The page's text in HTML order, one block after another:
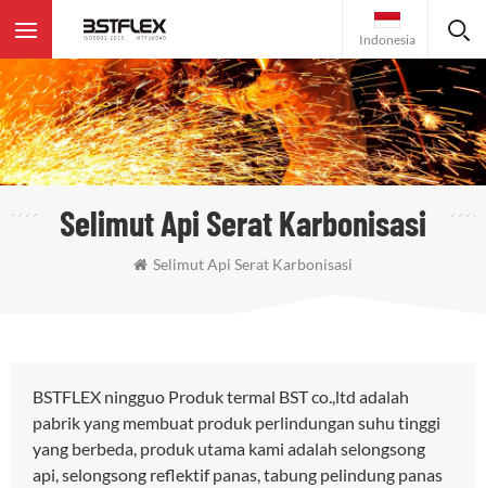
Indonesia
Selimut Api Serat Karbonisasi
Selimut Api Serat Karbonisasi
BSTFLEX ningguo Produk termal BST co.,ltd adalah
pabrik yang membuat produk perlindungan suhu tinggi
yang berbeda, produk utama kami adalah selongsong
api, selongsong reflektif panas, tabung pelindung panas